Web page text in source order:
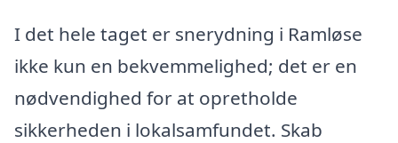
I det hele taget er snerydning i Ramløse
ikke kun en bekvemmelighed; det er en
nødvendighed for at opretholde
sikkerheden i lokalsamfundet. Skab